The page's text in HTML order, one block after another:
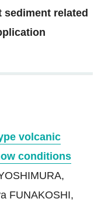
sediment related
volcanic
conditions
FUNAKOSHI,